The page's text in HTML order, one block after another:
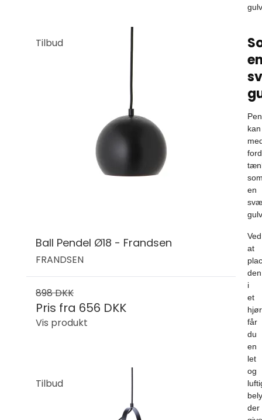
Tilbud
Ball Pendel Ø18 - Frandsen
FRANDSEN
898 DKK
Pris fra 656 DKK
Vis produkt
Tilbud
kan
en
Ved
at
den
i
et
får
du
en
let
og
der